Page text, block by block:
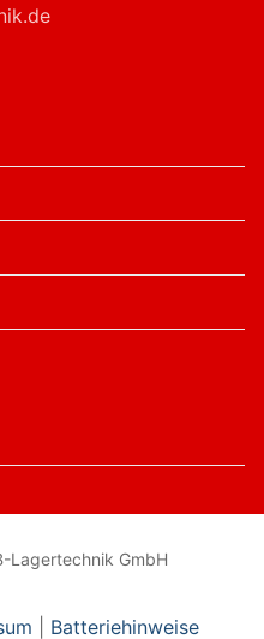
Lagertechnik GmbH
Batteriehinweise